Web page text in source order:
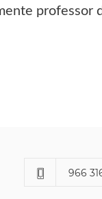
professor
966